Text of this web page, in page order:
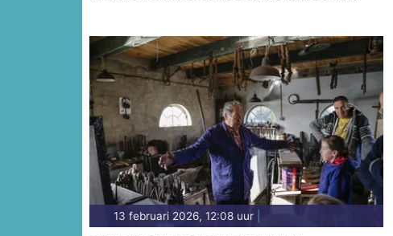
13 februari 2026, 12:08 uur